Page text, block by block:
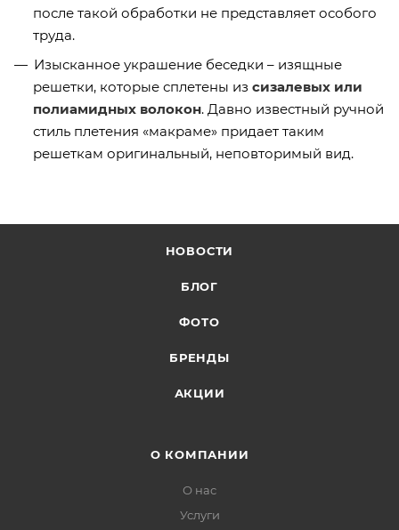
после такой обработки не представляет особого
труда.
Изысканное украшение беседки – изящные
решетки, которые сплетены из сизалевых или
полиамидных волокон. Давно известный ручной
стиль плетения «макраме» придает таким
решеткам оригинальный, неповторимый вид.
НОВОСТИ
БЛОГ
ФОТО
БРЕНДЫ
АКЦИИ
О КОМПАНИИ
О нас
Услуги